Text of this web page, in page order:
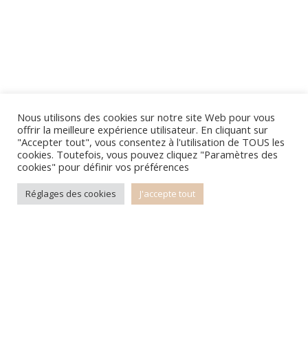
Nous utilisons des cookies sur notre site Web pour vous
offrir la meilleure expérience utilisateur. En cliquant sur
"Accepter tout", vous consentez à l'utilisation de TOUS les
cookies. Toutefois, vous pouvez cliquez "Paramètres des
cookies" pour définir vos préférences
Réglages des cookies J'accepte tout